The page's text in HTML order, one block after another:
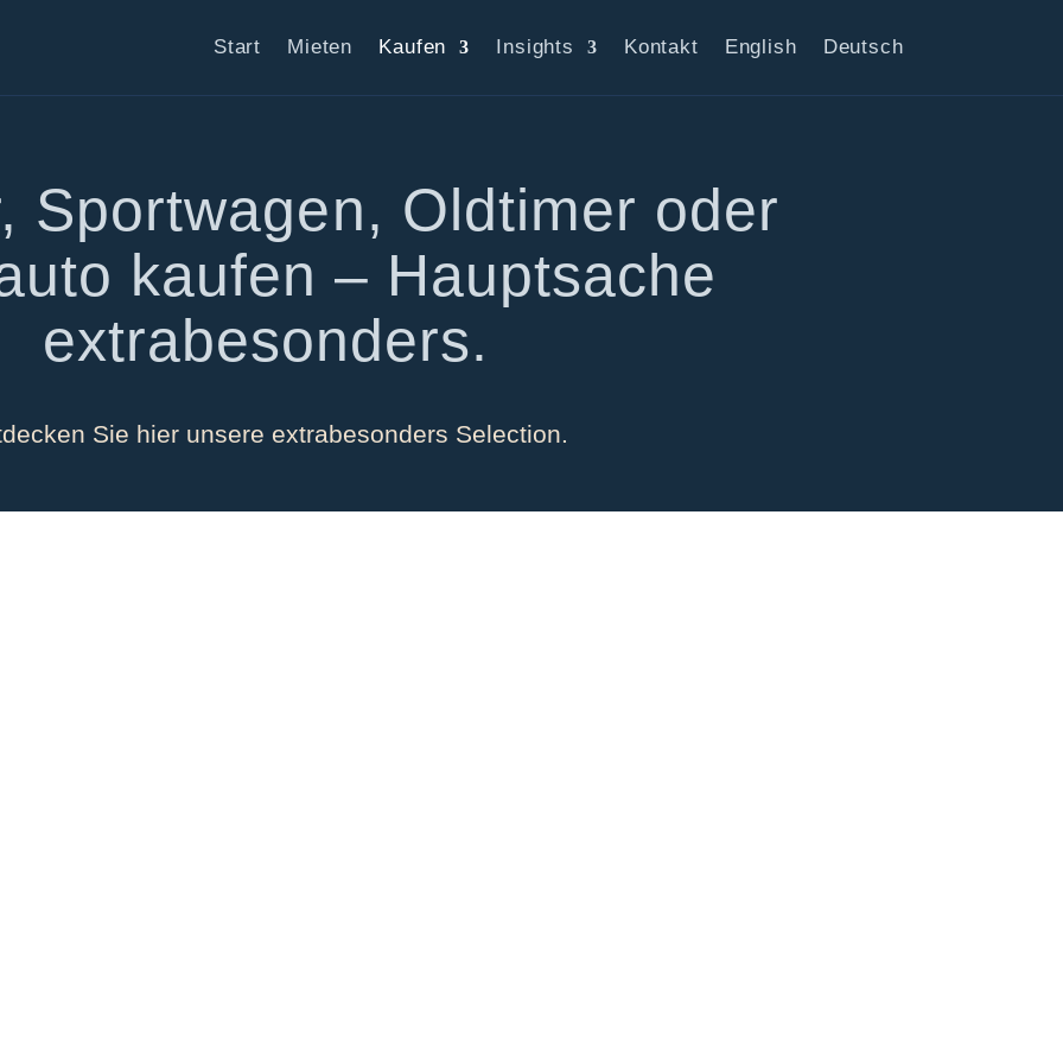
Start Mieten Kaufen Insights Kontakt English Deutsch
Sportwagen, Oldtimer oder
kaufen – Hauptsache
extrabesonders.
Sie hier unsere extrabesonders Selection.